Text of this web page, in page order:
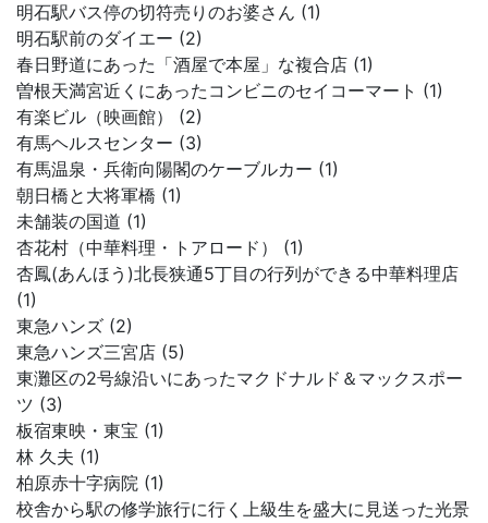
明石駅バス停の切符売りのお婆さん (1)
明石駅前のダイエー (2)
春日野道にあった「酒屋で本屋」な複合店 (1)
曽根天満宮近くにあったコンビニのセイコーマート (1)
有楽ビル（映画館） (2)
有馬ヘルスセンター (3)
有馬温泉・兵衛向陽閣のケーブルカー (1)
朝日橋と大将軍橋 (1)
未舗装の国道 (1)
杏花村（中華料理・トアロード） (1)
杏鳳(あんほう)北長狭通5丁目の行列ができる中華料理店
(1)
東急ハンズ (2)
東急ハンズ三宮店 (5)
東灘区の2号線沿いにあったマクドナルド＆マックスポー
ツ (3)
板宿東映・東宝 (1)
林 久夫 (1)
柏原赤十字病院 (1)
校舎から駅の修学旅行に行く上級生を盛大に見送った光景